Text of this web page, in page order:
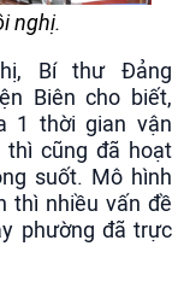
nghị.
Bí thư Đảng
Biên cho biết,
1 thời gian vận
thì cũng đã hoạt
suốt. Mô hình
thì nhiều vấn đề
phường đã trực